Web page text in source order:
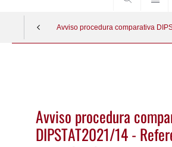
Avviso procedura comparativa
Avviso procedura
DIPSTAT2021/14 -